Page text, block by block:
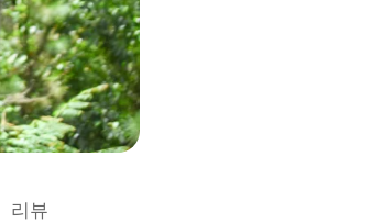
리뷰